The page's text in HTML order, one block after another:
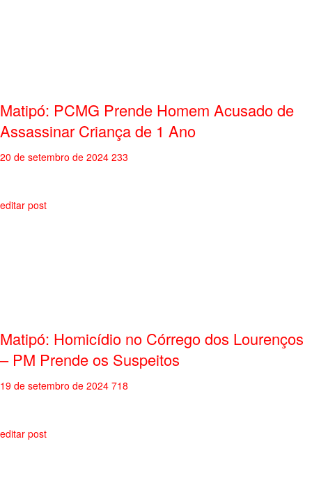
Matipó: PCMG Prende Homem Acusado de
Assassinar Criança de 1 Ano
20 de setembro de 2024 233
editar post
Matipó: Homicídio no Córrego dos Lourenços
– PM Prende os Suspeitos
19 de setembro de 2024 718
editar post